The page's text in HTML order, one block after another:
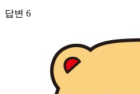
답변 6